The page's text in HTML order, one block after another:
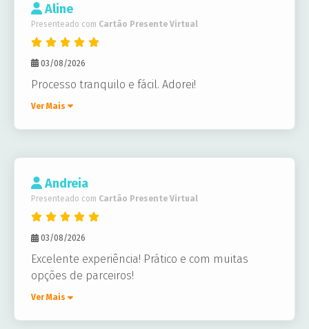
Aline
Presenteado com Cartão Presente Virtual
03/08/2026
Processo tranquilo e fácil. Adorei!
Ver Mais
Andreia
Presenteado com Cartão Presente Virtual
03/08/2026
Excelente experiência! Prático e com muitas
opções de parceiros!
Ver Mais